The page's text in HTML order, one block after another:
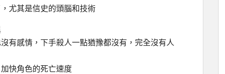
尤其是信史的頭腦和技術
有感情，下手殺人一點猶豫都沒有，完全沒有人
快角色的死亡速度